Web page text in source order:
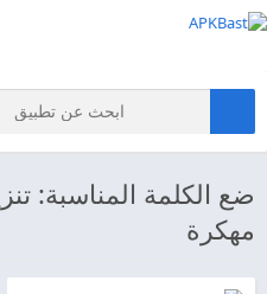
ضع الكلمة المناسبة:
مهكرة